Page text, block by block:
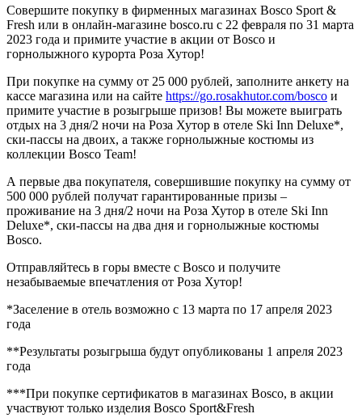
Совершите покупку в фирменных магазинах Bosco Sport &
Fresh или в онлайн-магазине bosco.ru с 22 февраля по 31 марта
2023 года и примите участие в акции от Bosco и
горнолыжного курорта Роза Хутор!
При покупке на сумму от 25 000 рублей, заполните анкету на
кассе магазина или на сайте https://go.rosakhutor.com/bosco и
примите участие в розыгрыше призов! Вы можете выиграть
отдых на 3 дня/2 ночи на Роза Хутор в отеле Ski Inn Deluxe*,
ски-пассы на двоих, а также горнолыжные костюмы из
коллекции Bosco Team!
А первые два покупателя, совершившие покупку на сумму от
500 000 рублей получат гарантированные призы –
проживание на 3 дня/2 ночи на Роза Хутор в отеле Ski Inn
Deluxe*, ски-пассы на два дня и горнолыжные костюмы
Bosco.
Отправляйтесь в горы вместе с Bosco и получите
незабываемые впечатления от Роза Хутор!
*Заселение в отель возможно с 13 марта по 17 апреля 2023
года
**Результаты розыгрыша будут опубликованы 1 апреля 2023
года
***При покупке сертификатов в магазинах Bosco, в акции
участвуют только изделия Bosco Sport&Fresh